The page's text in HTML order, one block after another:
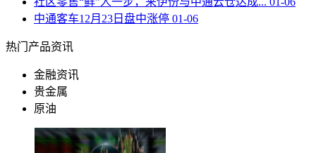
中通客车12月23日盘中涨停 01-06
热门产品资讯
金融资讯
贵金属
原油